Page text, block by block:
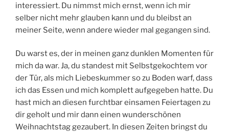
interessiert. Du nimmst mich ernst, wenn ich mir
selber nicht mehr glauben kann und du bleibst an
meiner Seite, wenn andere wieder mal gegangen sind.
Du warst es, der in meinen ganz dunklen Momenten für
mich da war. Ja, du standest mit Selbstgekochtem vor
der Tür, als mich Liebeskummer so zu Boden warf, dass
ich das Essen und mich komplett aufgegeben hatte. Du
hast mich an diesen furchtbar einsamen Feiertagen zu
dir geholt und mir dann einen wunderschönen
Weihnachtstag gezaubert. In diesen Zeiten bringst du